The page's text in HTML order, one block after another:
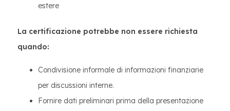
estere
La certificazione potrebbe non essere richiesta
quando:
Condivisione informale di informazioni finanziarie
per discussioni interne.
Fornire dati preliminari prima della presentazione